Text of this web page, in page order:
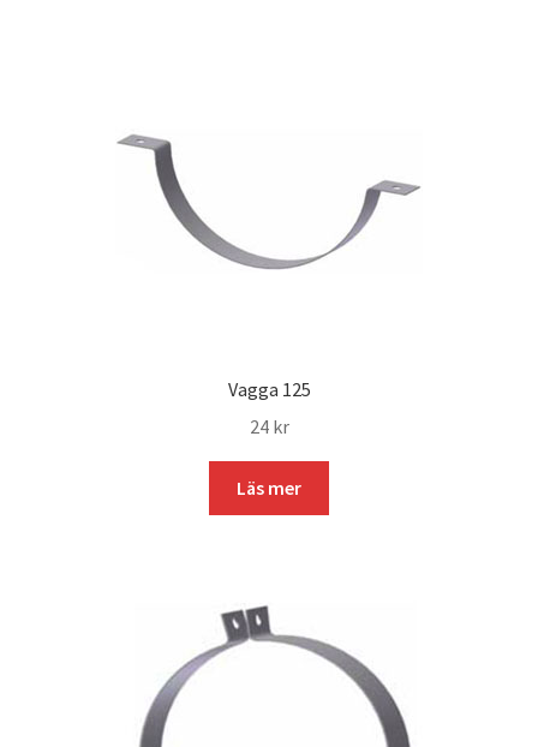
Vagga 125
24 kr
Läs mer